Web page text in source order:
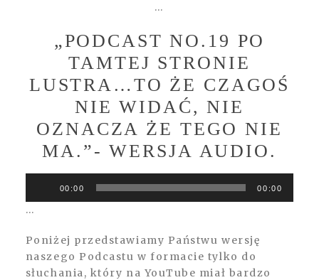
…
„PODCAST NO.19 PO
TAMTEJ STRONIE
LUSTRA…TO ŻE CZAGOŚ
NIE WIDAĆ, NIE
OZNACZA ŻE TEGO NIE
MA.”- WERSJA AUDIO.
dźwiękowych
00:00 00:00
…
Poniżej przedstawiamy Państwu wersję
naszego Podcastu w formacie tylko do
słuchania, który na YouTube miał bardzo